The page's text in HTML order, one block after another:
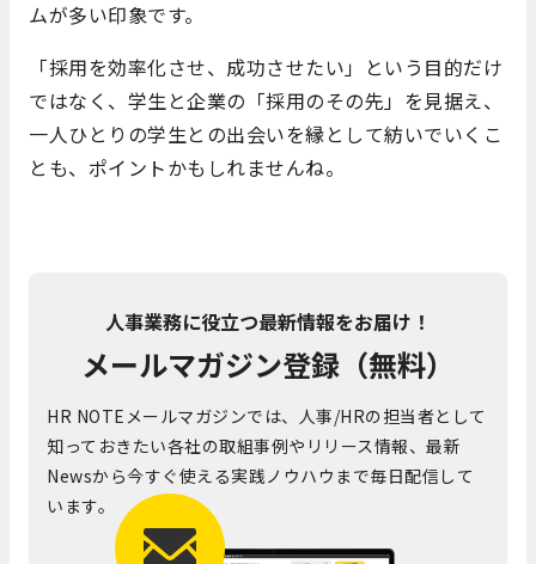
ムが多い印象です。
「採用を効率化させ、成功させたい」という目的だけ
ではなく、学生と企業の「採用のその先」を見据え、
一人ひとりの学生との出会いを縁として紡いでいくこ
とも、ポイントかもしれませんね。
人事業務に役立つ最新情報をお届け！
メールマガジン登録（無料）
HR NOTEメールマガジンでは、人事/HRの担当者として
知っておきたい各社の取組事例やリリース情報、最新
Newsから今すぐ使える実践ノウハウまで毎日配信して
います。